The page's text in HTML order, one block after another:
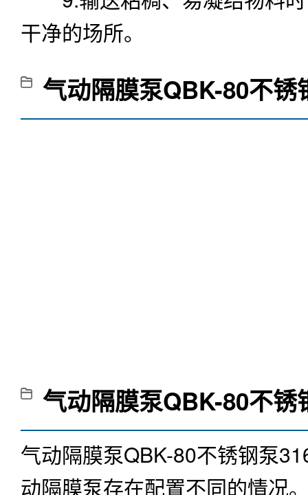
干净的场所。
气动隔膜泵QBK-80不
气动隔膜泵QBK-80不
气动隔膜泵QBK-80不锈钢泵
动隔膜泵存在配置不同的情况